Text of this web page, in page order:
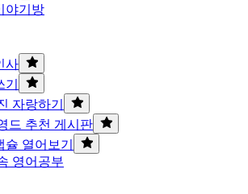
야기방
사
자랑하기
드 추천 게시판
슐 열어보기
영어공부